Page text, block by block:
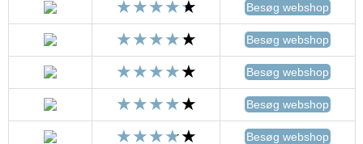
Besøg webshop
Besøg webshop
Besøg webshop
Besøg webshop
Besøg webshop